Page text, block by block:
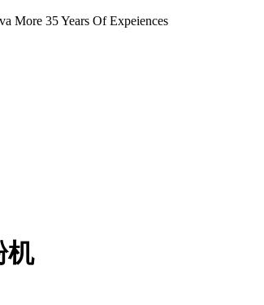
More 35 Years Of Expeiences
机